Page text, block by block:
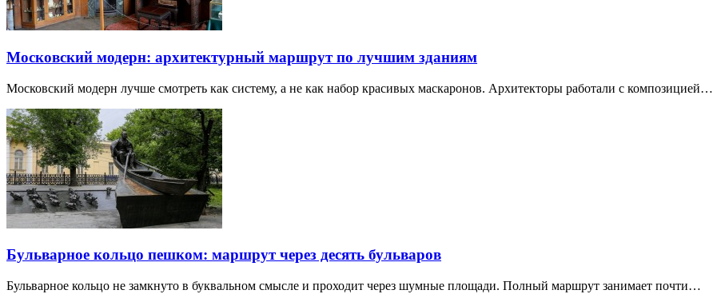
Московский модерн: архитектурный маршрут по лучшим зданиям
Московский модерн лучше смотреть как систему, а не как набор красивых маскаронов. Архитекторы работали с композицией…
Бульварное кольцо пешком: маршрут через десять бульваров
Бульварное кольцо не замкнуто в буквальном смысле и проходит через шумные площади. Полный маршрут занимает почти…